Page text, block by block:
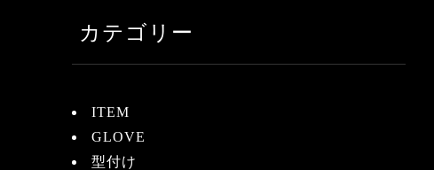
カテゴリー
ITEM
GLOVE
型付け